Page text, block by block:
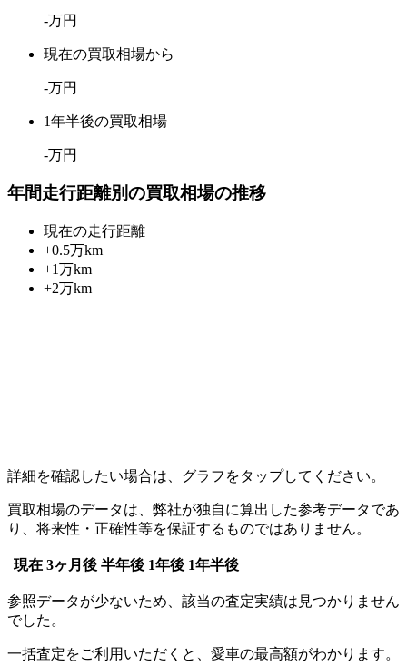
-万円
現在の買取相場から
-万円
1年半後の買取相場
-万円
年間走行距離別の買取相場の推移
現在の走行距離
+0.5万km
+1万km
+2万km
詳細を確認したい場合は、グラフをタップしてください。
買取相場のデータは、弊社が独自に算出した参考データであ
り、将来性・正確性等を保証するものではありません。
現在 3ヶ月後 半年後 1年後 1年半後
参照データが少ないため、該当の査定実績は見つかりません
でした。
一括査定をご利用いただくと、愛車の最高額がわかります。